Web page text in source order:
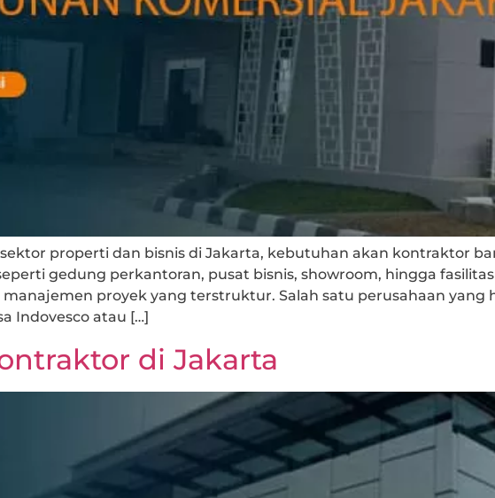
properti dan bisnis di Jakarta, kebutuhan akan kontraktor
gedung perkantoran, pusat bisnis, showroom, hingga
proyek yang terstruktur. Salah satu perusahaan yang
Indovesco atau […]
di Jakarta